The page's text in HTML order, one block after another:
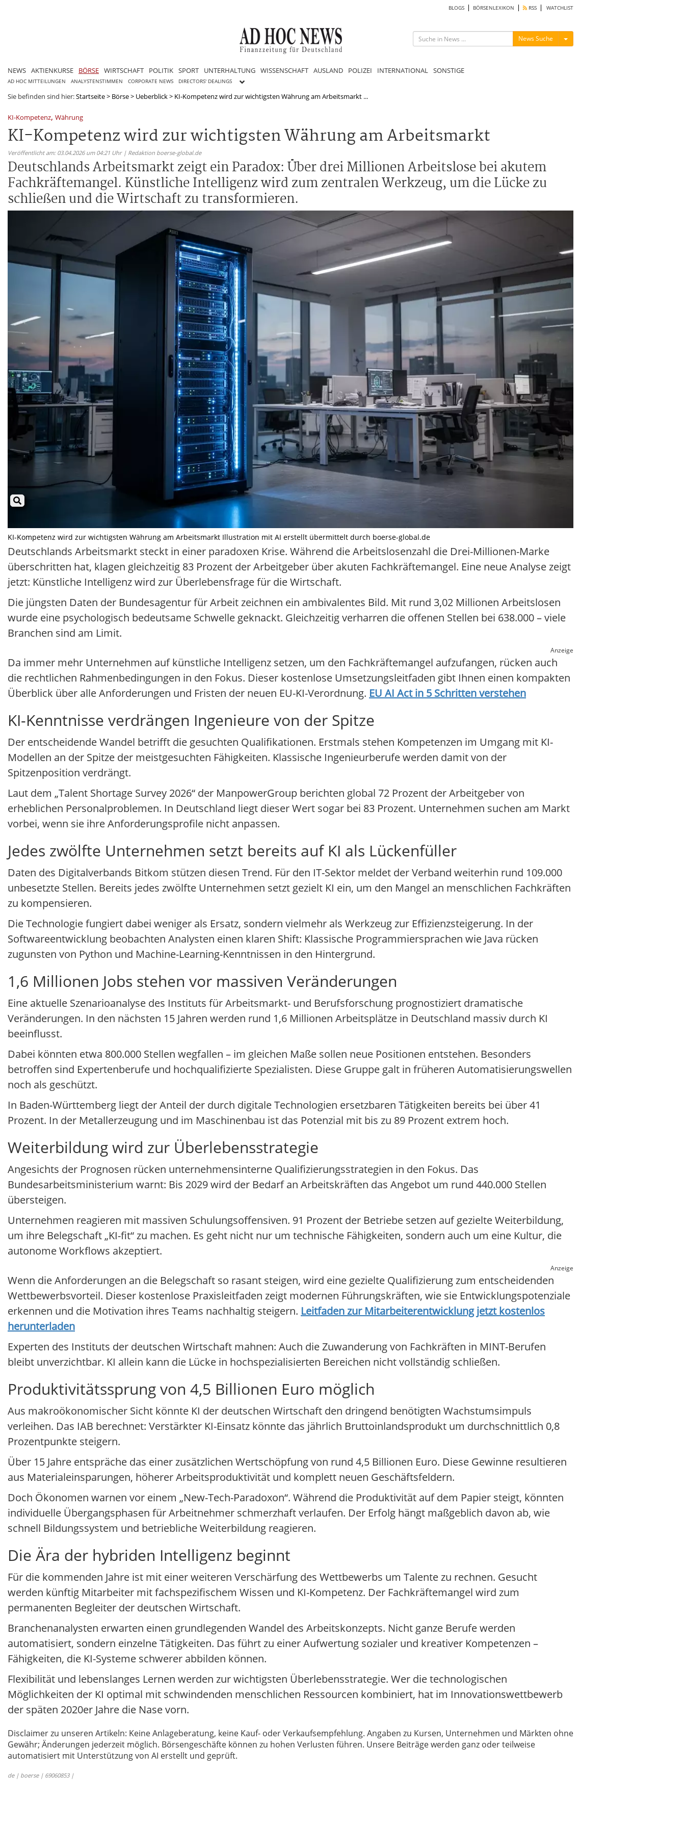
BLOGS BÖRSENLEXIKON RSS WATCHLIST
News Suche Menü ein-/ausblenden
NEWS AKTIENKURSE BÖRSE WIRTSCHAFT POLITIK SPORT UNTERHALTUNG WISSENSCHAFT AUSLAND POLIZEI INTERNATIONAL SONSTIGE
AD HOC MITTEILUNGEN ANALYSTENSTIMMEN CORPORATE NEWS DIRECTORS' DEALINGS
Sie befinden sind hier:Startseite> Börse> Ueberblick> KI-Kompetenz wird zur wichtigsten Währung am Arbeitsmarkt ...
KI-Kompetenz, Währung
KI-Kompetenz wird zur wichtigsten Währung am Arbeitsmarkt
Veröffentlicht am: 03.04.2026 um 04:21 Uhr | Redaktion boerse-global.de
Deutschlands Arbeitsmarkt zeigt ein Paradox: Über drei Millionen Arbeitslose bei akutem
Fachkräftemangel. Künstliche Intelligenz wird zum zentralen Werkzeug, um die Lücke zu
schließen und die Wirtschaft zu transformieren.
KI-Kompetenz wird zur wichtigsten Währung am Arbeitsmarkt Illustration mit AI erstellt übermittelt durch boerse-global.de
Deutschlands Arbeitsmarkt steckt in einer paradoxen Krise. Während die Arbeitslosenzahl die Drei-Millionen-Marke
überschritten hat, klagen gleichzeitig 83 Prozent der Arbeitgeber über akuten Fachkräftemangel. Eine neue Analyse zeigt
jetzt: Künstliche Intelligenz wird zur Überlebensfrage für die Wirtschaft.
Die jüngsten Daten der Bundesagentur für Arbeit zeichnen ein ambivalentes Bild. Mit rund 3,02 Millionen Arbeitslosen
wurde eine psychologisch bedeutsame Schwelle geknackt. Gleichzeitig verharren die offenen Stellen bei 638.000 – viele
Branchen sind am Limit.
Anzeige
Da immer mehr Unternehmen auf künstliche Intelligenz setzen, um den Fachkräftemangel aufzufangen, rücken auch
die rechtlichen Rahmenbedingungen in den Fokus. Dieser kostenlose Umsetzungsleitfaden gibt Ihnen einen kompakten
Überblick über alle Anforderungen und Fristen der neuen EU-KI-Verordnung. EU AI Act in 5 Schritten verstehen
KI-Kenntnisse verdrängen Ingenieure von der Spitze
Der entscheidende Wandel betrifft die gesuchten Qualifikationen. Erstmals stehen Kompetenzen im Umgang mit KI-
Modellen an der Spitze der meistgesuchten Fähigkeiten. Klassische Ingenieurberufe werden damit von der
Spitzenposition verdrängt.
Laut dem „Talent Shortage Survey 2026“ der ManpowerGroup berichten global 72 Prozent der Arbeitgeber von
erheblichen Personalproblemen. In Deutschland liegt dieser Wert sogar bei 83 Prozent. Unternehmen suchen am Markt
vorbei, wenn sie ihre Anforderungsprofile nicht anpassen.
Jedes zwölfte Unternehmen setzt bereits auf KI als Lückenfüller
Daten des Digitalverbands Bitkom stützen diesen Trend. Für den IT-Sektor meldet der Verband weiterhin rund 109.000
unbesetzte Stellen. Bereits jedes zwölfte Unternehmen setzt gezielt KI ein, um den Mangel an menschlichen Fachkräften
zu kompensieren.
Die Technologie fungiert dabei weniger als Ersatz, sondern vielmehr als Werkzeug zur Effizienzsteigerung. In der
Softwareentwicklung beobachten Analysten einen klaren Shift: Klassische Programmiersprachen wie Java rücken
zugunsten von Python und Machine-Learning-Kenntnissen in den Hintergrund.
1,6 Millionen Jobs stehen vor massiven Veränderungen
Eine aktuelle Szenarioanalyse des Instituts für Arbeitsmarkt- und Berufsforschung prognostiziert dramatische
Veränderungen. In den nächsten 15 Jahren werden rund 1,6 Millionen Arbeitsplätze in Deutschland massiv durch KI
beeinflusst.
Dabei könnten etwa 800.000 Stellen wegfallen – im gleichen Maße sollen neue Positionen entstehen. Besonders
betroffen sind Expertenberufe und hochqualifizierte Spezialisten. Diese Gruppe galt in früheren Automatisierungswellen
noch als geschützt.
In Baden-Württemberg liegt der Anteil der durch digitale Technologien ersetzbaren Tätigkeiten bereits bei über 41
Prozent. In der Metallerzeugung und im Maschinenbau ist das Potenzial mit bis zu 89 Prozent extrem hoch.
Weiterbildung wird zur Überlebensstrategie
Angesichts der Prognosen rücken unternehmensinterne Qualifizierungsstrategien in den Fokus. Das
Bundesarbeitsministerium warnt: Bis 2029 wird der Bedarf an Arbeitskräften das Angebot um rund 440.000 Stellen
übersteigen.
Unternehmen reagieren mit massiven Schulungsoffensiven. 91 Prozent der Betriebe setzen auf gezielte Weiterbildung,
um ihre Belegschaft „KI-fit“ zu machen. Es geht nicht nur um technische Fähigkeiten, sondern auch um eine Kultur, die
autonome Workflows akzeptiert.
Anzeige
Wenn die Anforderungen an die Belegschaft so rasant steigen, wird eine gezielte Qualifizierung zum entscheidenden
Wettbewerbsvorteil. Dieser kostenlose Praxisleitfaden zeigt modernen Führungskräften, wie sie Entwicklungspotenziale
erkennen und die Motivation ihres Teams nachhaltig steigern. Leitfaden zur Mitarbeiterentwicklung jetzt kostenlos
herunterladen
Experten des Instituts der deutschen Wirtschaft mahnen: Auch die Zuwanderung von Fachkräften in MINT-Berufen
bleibt unverzichtbar. KI allein kann die Lücke in hochspezialisierten Bereichen nicht vollständig schließen.
Produktivitätssprung von 4,5 Billionen Euro möglich
Aus makroökonomischer Sicht könnte KI der deutschen Wirtschaft den dringend benötigten Wachstumsimpuls
verleihen. Das IAB berechnet: Verstärkter KI-Einsatz könnte das jährlich Bruttoinlandsprodukt um durchschnittlich 0,8
Prozentpunkte steigern.
Über 15 Jahre entspräche das einer zusätzlichen Wertschöpfung von rund 4,5 Billionen Euro. Diese Gewinne resultieren
aus Materialeinsparungen, höherer Arbeitsproduktivität und komplett neuen Geschäftsfeldern.
Doch Ökonomen warnen vor einem „New-Tech-Paradoxon“. Während die Produktivität auf dem Papier steigt, könnten
individuelle Übergangsphasen für Arbeitnehmer schmerzhaft verlaufen. Der Erfolg hängt maßgeblich davon ab, wie
schnell Bildungssystem und betriebliche Weiterbildung reagieren.
Die Ära der hybriden Intelligenz beginnt
Für die kommenden Jahre ist mit einer weiteren Verschärfung des Wettbewerbs um Talente zu rechnen. Gesucht
werden künftig Mitarbeiter mit fachspezifischem Wissen und KI-Kompetenz. Der Fachkräftemangel wird zum
permanenten Begleiter der deutschen Wirtschaft.
Branchenanalysten erwarten einen grundlegenden Wandel des Arbeitskonzepts. Nicht ganze Berufe werden
automatisiert, sondern einzelne Tätigkeiten. Das führt zu einer Aufwertung sozialer und kreativer Kompetenzen –
Fähigkeiten, die KI-Systeme schwerer abbilden können.
Flexibilität und lebenslanges Lernen werden zur wichtigsten Überlebensstrategie. Wer die technologischen
Möglichkeiten der KI optimal mit schwindenden menschlichen Ressourcen kombiniert, hat im Innovationswettbewerb
der späten 2020er Jahre die Nase vorn.
Disclaimer zu unseren Artikeln: Keine Anlageberatung, keine Kauf- oder Verkaufsempfehlung. Angaben zu Kursen, Unternehmen und Märkten ohne
Gewähr; Änderungen jederzeit möglich. Börsengeschäfte können zu hohen Verlusten führen. Unsere Beiträge werden ganz oder teilweise
automatisiert mit Unterstützung von AI erstellt und geprüft.
de | boerse | 69060853 |